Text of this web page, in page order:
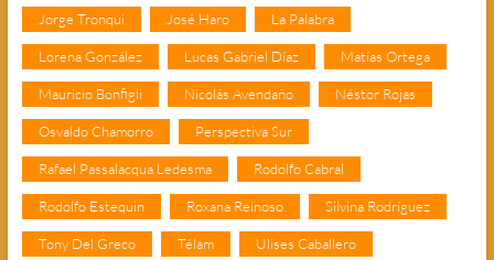
Jorge Tronqui José Haro La Palabra
Lorena González Lucas Gabriel Díaz Matías Ortega
Mauricio Bonfigli Nicolás Avendaño Néstor Rojas
Osvaldo Chamorro Perspectiva Sur
Rafael Passalacqua Ledesma Rodolfo Cabral
Rodolfo Estequin Roxana Reinoso Silvina Rodríguez
Tony Del Greco Télam Ulises Caballero